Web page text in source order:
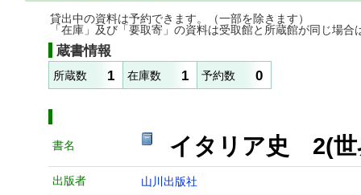
貸出中の資料は予約できます。（一部を除きます）
「在庫」及び「要取寄」の資料は受取館と所蔵館が同じ場合
蔵書情報
所蔵数 1 在庫数 1 予約数 0
書名 イタリア史 2(世
出版者 山川出版社